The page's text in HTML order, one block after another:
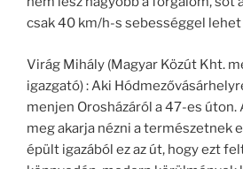
csak 40 km/h-s sebességgel lehet
Virág Mihály (Magyar Közút Kht.
igazgató) : Aki
menjen Orosházáról a 47-es úton.
meg akarja nézni a természetnek
épült igazából ez az út, hogy ezt